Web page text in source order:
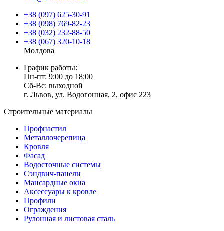
+38 (097) 625-30-91
+38 (098) 769-82-23
+38 (032) 232-88-50
+38 (067) 320-10-18
Молдова
График работы:
Пн-пт: 9:00 до 18:00
Сб-Вс: выходной
г. Львов, ул. Водогонная, 2, офис 223
Строительные материалы
Профнастил
Металлочерепица
Кровля
Фасад
Водосточные системы
Сэндвич-панели
Мансардные окна
Аксессуары к кровле
Профили
Ограждения
Рулонная и листовая сталь